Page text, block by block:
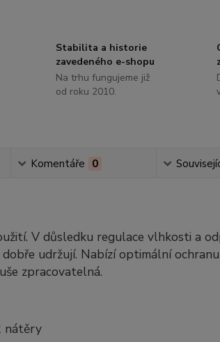
Stabilita a historie
zavedeného e-shopu
Na trhu fungujeme již
od roku 2010.
Komentáře 0
V důsledku regulace vlhkosti a
udržují. Nabízí optimální
zpracovatelná.
nátěry